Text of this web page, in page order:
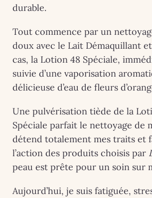
durable.
Tout commence par un
doux avec le Lait Démaquillant
cas, la Lotion 48 Spéciale,
suivie d’une vaporisation
délicieuse d’eau de fleurs
Une pulvérisation tiède de la
Spéciale parfait le nettoyage de
détend totalement mes traits et
l’action des produits choisis par
peau est prête pour un soin sur
Aujourd’hui, je suis fatiguée,